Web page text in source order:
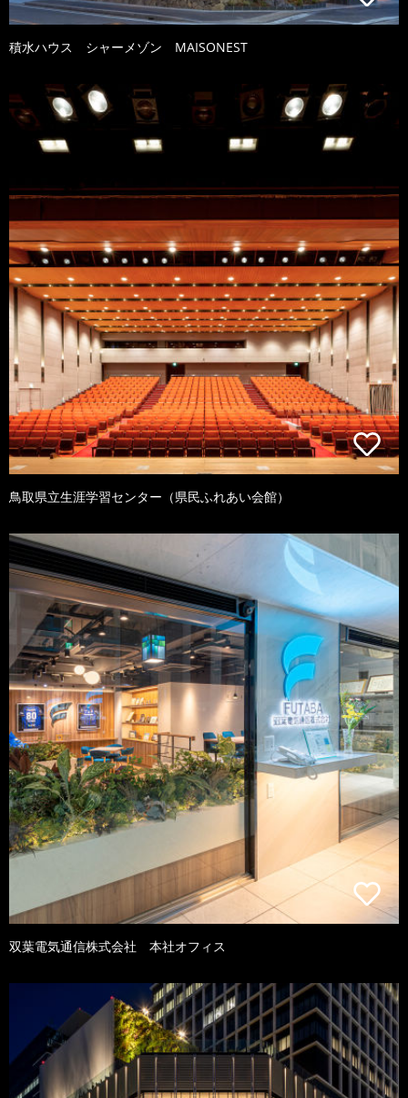
積水ハウス シャーメゾン MAISONEST
鳥取県立生涯学習センター（県民ふれあい会館）
双葉電気通信株式会社 本社オフィス